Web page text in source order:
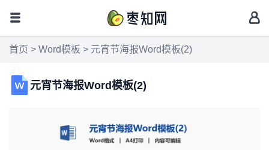
首页 > Word模板 > 元宵节海报Word模板(2)
元宵节海报Word模板(2)